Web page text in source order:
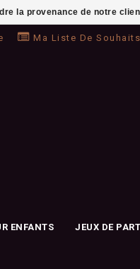
Ma Liste De Souhaits
ENFANTS JEUX DE
la provenance de notre